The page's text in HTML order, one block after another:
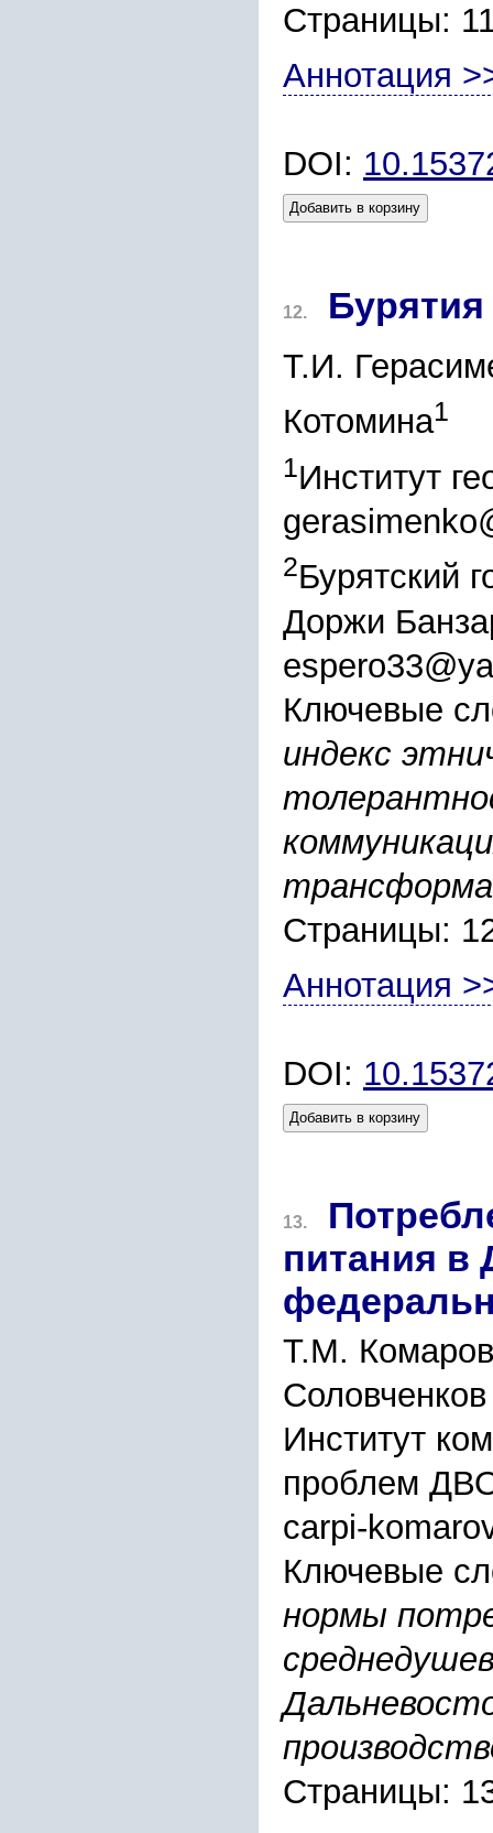
Страницы:
Аннотация
DOI:
Добавить в корзину
12. Бурятия
Т.И.
Котомина1
1Институт
2Бурятский
Доржи
Ключевые
индекс
Страницы:
Аннотация
DOI:
Добавить в корзину
13.
питания в
Т.М.
Соловченков
Институт
проблем
carpi-
Ключевые
нормы
Страницы: